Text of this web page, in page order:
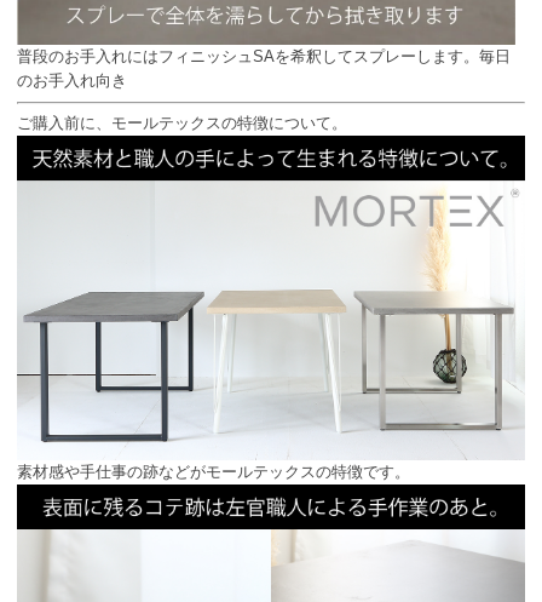
普段のお手入れにはフィニッシュSAを希釈してスプレーします。毎日
のお手入れ向き
ご購入前に、モールテックスの特徴について。
素材感や手仕事の跡などがモールテックスの特徴です。